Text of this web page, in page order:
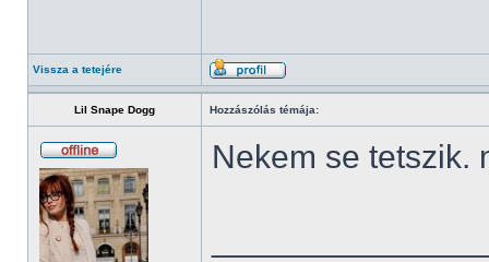
Vissza a tetejére
Lil Snape Dogg Hozzászólás témája:
Nekem se tetszik.